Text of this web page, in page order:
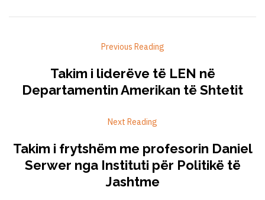
Previous Reading
Takim i liderëve të LEN në
Departamentin Amerikan të Shtetit
Next Reading
Takim i frytshëm me profesorin Daniel
Serwer nga Instituti për Politikë të
Jashtme